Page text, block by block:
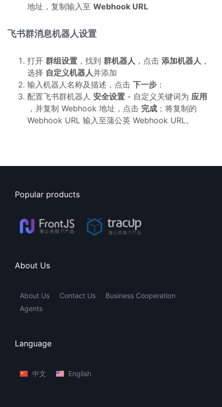
地址，复制输入至 Webhook URL
飞书群消息机器人设置
打开 群组设置 ，找到 群机器人 ，点击 添加机器人 ，
选择 自定义机器人并添加
输入机器人名称及描述，点击 下一步 ：
配置飞书群机器人 安全设置 - 自定义关键词为 应用
，并复制 Webhook 地址，点击 完成 ；将复制的
Webhook URL 输入至蒲公英 Webhook URL。
Popular products
About Us
About Us Contact Us
Business Cooperation
Agents
Language
中文 English